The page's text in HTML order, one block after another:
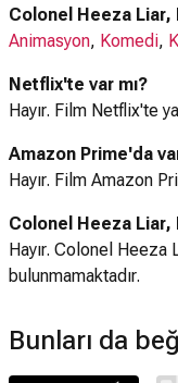
Colonel Heeza
Animasyon, Komedi,
Netflix'te var mı?
Hayır. Film Netflix'te
Amazon Prime'da
Hayır. Film Amazon
Colonel Heeza Liar,
Hayır. Colonel
bulunmamaktadır.
Bunları da